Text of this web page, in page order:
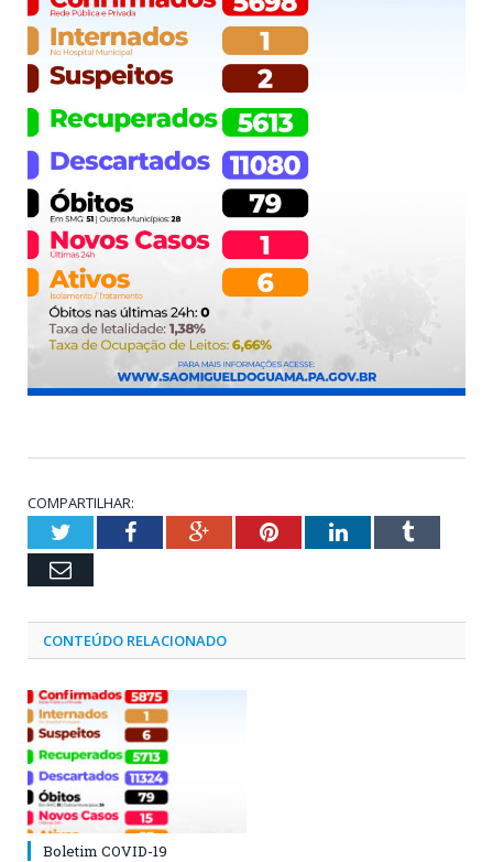
COMPARTILHAR:
TwitterFacebookGoogle+PinterestLinkedInTumblr
Email
CONTEÚDO RELACIONADO
Boletim COVID-19